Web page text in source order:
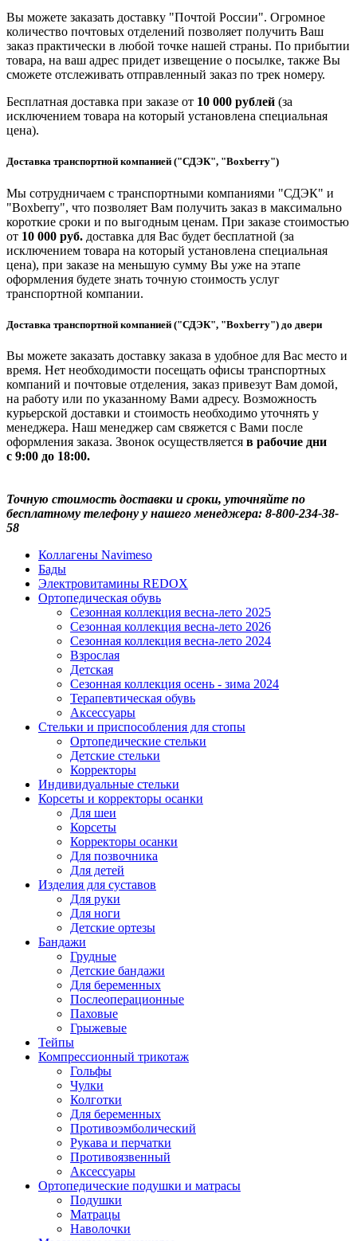
Вы можете заказать доставку "Почтой России". Огромное
количество почтовых отделений позволяет получить Ваш
заказ практически в любой точке нашей страны. По прибытии
товара, на ваш адрес придет извещение о посылке, также Вы
сможете отслеживать отправленный заказ по трек номеру.
Бесплатная доставка при заказе от 10 000 рублей (за
исключением товара на который установлена специальная
цена).
Доставка транспортной компанией ("СДЭК", "Boxberry")
Мы сотрудничаем с транспортными компаниями "СДЭК" и
"Boxberry", что позволяет Вам получить заказ в максимально
короткие сроки и по выгодным ценам. При заказе стоимостью
от 10 000 руб. доставка для Вас будет бесплатной (за
исключением товара на который установлена специальная
цена), при заказе на меньшую сумму Вы уже на этапе
оформления будете знать точную стоимость услуг
транспортной компании.
Доставка транспортной компанией ("СДЭК", "Boxberry") до двери
Вы можете заказать доставку заказа в удобное для Вас место и
время. Нет необходимости посещать офисы транспортных
компаний и почтовые отделения, заказ привезут Вам домой,
на работу или по указанному Вами адресу. Возможность
курьерской доставки и стоимость необходимо уточнять у
менеджера. Наш менеджер сам свяжется с Вами после
оформления заказа. Звонок осуществляется в рабочие дни
с 9:00 до 18:00.
Точную стоимость доставки и сроки, уточняйте по
бесплатному телефону у нашего менеджера: 8-800-234-38-
58
Коллагены Navimeso
Бады
Электровитамины REDOX
Ортопедическая обувь
Сезонная коллекция весна-лето 2025
Сезонная коллекция весна-лето 2026
Сезонная коллекция весна-лето 2024
Взрослая
Детская
Сезонная коллекция осень - зима 2024
Терапевтическая обувь
Аксессуары
Стельки и приспособления для стопы
Ортопедические стельки
Детские стельки
Корректоры
Индивидуальные стельки
Корсеты и корректоры осанки
Для шеи
Корсеты
Корректоры осанки
Для позвочника
Для детей
Изделия для суставов
Для руки
Для ноги
Детские ортезы
Бандажи
Грудные
Детские бандажи
Для беременных
Послеоперационные
Паховые
Грыжевые
Тейпы
Компрессионный трикотаж
Гольфы
Чулки
Колготки
Для беременных
Противоэмболический
Рукава и перчатки
Противоязвенный
Аксессуары
Ортопедические подушки и матрасы
Подушки
Матрацы
Наволочки